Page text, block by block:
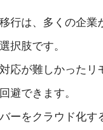
行は、多くの企
択肢です。
応が難しかった
避できます。
ーをクラウド化